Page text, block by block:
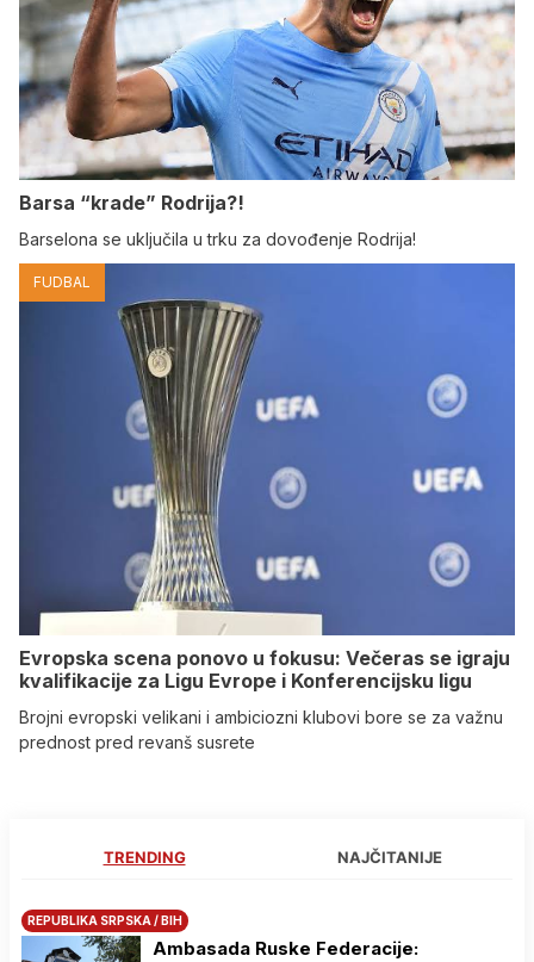
Barsa “krade” Rodrija?!
Barselona se uključila u trku za dovođenje Rodrija!
FUDBAL
Evropska scena ponovo u fokusu: Večeras se igraju
kvalifikacije za Ligu Evrope i Konferencijsku ligu
Brojni evropski velikani i ambiciozni klubovi bore se za važnu
prednost pred revanš susrete
TRENDING NAJČITANIJE
REPUBLIKA SRPSKA / BIH
Ambasada Ruske Federacije: